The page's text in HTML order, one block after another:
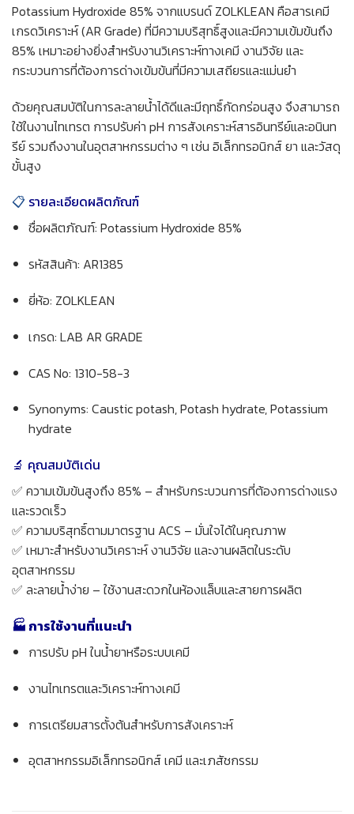
Potassium Hydroxide 85% จากแบรนด์ ZOLKLEAN คือสารเคมี
เกรดวิเคราะห์ (AR Grade) ที่มีความบริสุทธิ์สูงและมีความเข้มข้นถึง
85% เหมาะอย่างยิ่งสำหรับงานวิเคราะห์ทางเคมี งานวิจัย และ
กระบวนการที่ต้องการด่างเข้มข้นที่มีความเสถียรและแม่นยำ
ด้วยคุณสมบัติในการละลายน้ำได้ดีและมีฤทธิ์กัดกร่อนสูง จึงสามารถ
ใช้ในงานไทเทรต การปรับค่า pH การสังเคราะห์สารอินทรีย์และอนินท
รีย์ รวมถึงงานในอุตสาหกรรมต่าง ๆ เช่น อิเล็กทรอนิกส์ ยา และวัสดุ
ขั้นสูง
📋 รายละเอียดผลิตภัณฑ์
ชื่อผลิตภัณฑ์: Potassium Hydroxide 85%
รหัสสินค้า: AR1385
ยี่ห้อ: ZOLKLEAN
เกรด: LAB AR GRADE
CAS No: 1310-58-3
Synonyms: Caustic potash, Potash hydrate, Potassium
hydrate
🔬 คุณสมบัติเด่น
✅ ความเข้มข้นสูงถึง 85% – สำหรับกระบวนการที่ต้องการด่างแรง
และรวดเร็ว
✅ ความบริสุทธิ์ตามมาตรฐาน ACS – มั่นใจได้ในคุณภาพ
✅ เหมาะสำหรับงานวิเคราะห์ งานวิจัย และงานผลิตในระดับ
อุตสาหกรรม
✅ ละลายน้ำง่าย – ใช้งานสะดวกในห้องแล็บและสายการผลิต
🏭 การใช้งานที่แนะนำ
การปรับ pH ในน้ำยาหรือระบบเคมี
งานไทเทรตและวิเคราะห์ทางเคมี
การเตรียมสารตั้งต้นสำหรับการสังเคราะห์
อุตสาหกรรมอิเล็กทรอนิกส์ เคมี และเภสัชกรรม